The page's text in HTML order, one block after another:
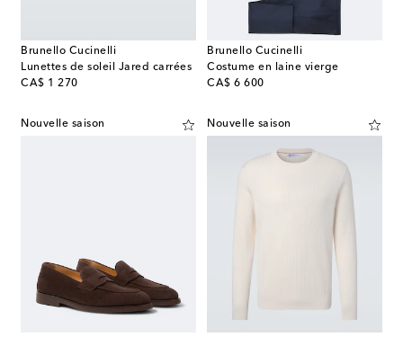
Brunello Cucinelli
Lunettes de soleil Jared carrées
CA$ 1 270
original price
Brunello Cucinelli
Costume en laine vierge
CA$ 6 600
original price
Nouvelle saison Nouvelle saison